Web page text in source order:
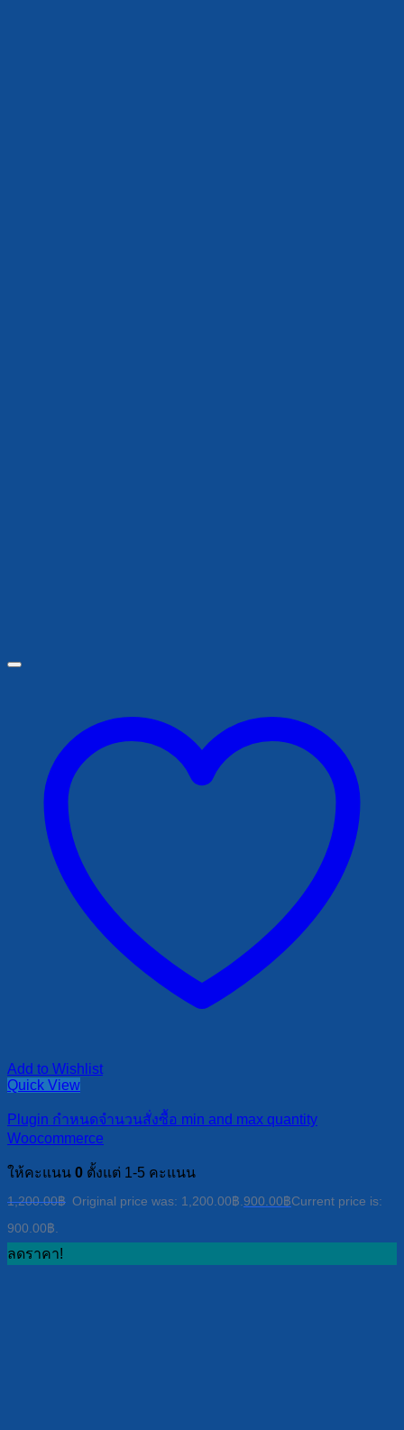
Add to Wishlist
Quick View
Plugin กำหนดจำนวนสั่งซื้อ min and max quantity
Woocommerce
ให้คะแนน 0 ตั้งแต่ 1-5 คะแนน
1,200.00฿ Original price was: 1,200.00฿. 900.00฿Current price is:
900.00฿.
ลดราคา!